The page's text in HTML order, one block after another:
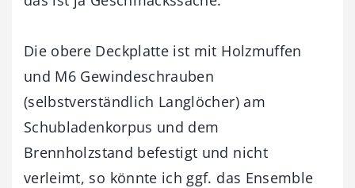
Die obere Deckplatte ist mit Holzmuffen
und M6 Gewindeschrauben
(selbstverständlich Langlöcher) am
Schubladenkorpus und dem
Brennholzstand befestigt und nicht
verleimt, so könnte ich ggf. das Ensemble